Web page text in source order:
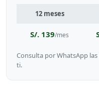
12 meses
S/. 139/mes
Consulta por WhatsApp
ti.